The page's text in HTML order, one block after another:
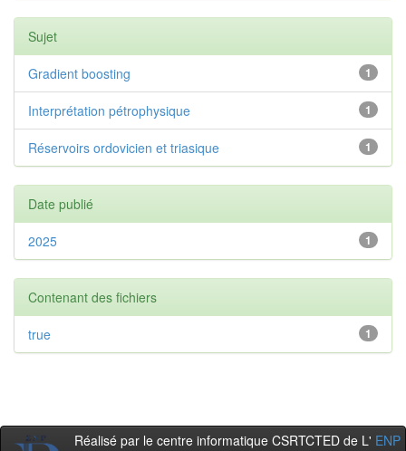
Sujet
1
Gradient boosting
1
Interprétation pétrophysique
1
Réservoirs ordovicien et triasique
Date publié
1
2025
Contenant des fichiers
1
true
Réalisé par le centre informatique CSRTCTED de L' ENP